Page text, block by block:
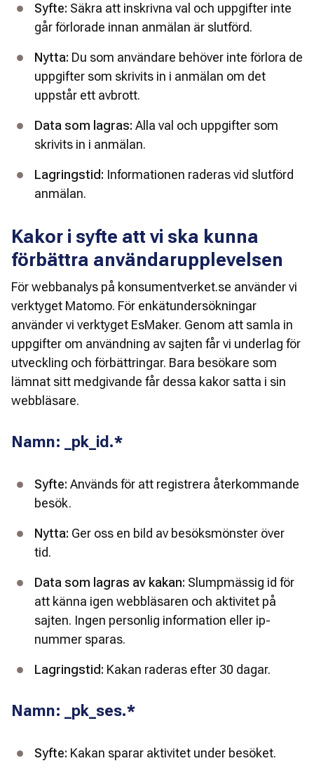
Syfte: Säkra att inskrivna val och uppgifter inte
går förlorade innan anmälan är slutförd.
Nytta: Du som användare behöver inte förlora de
uppgifter som skrivits in i anmälan om det
uppstår ett avbrott.
Data som lagras: Alla val och uppgifter som
skrivits in i anmälan.
Lagringstid: Informationen raderas vid slutförd
anmälan.
Kakor i syfte att vi ska kunna
förbättra användarupplevelsen
För webbanalys på konsumentverket.se använder vi
verktyget Matomo. För enkätundersökningar
använder vi verktyget EsMaker. Genom att samla in
uppgifter om användning av sajten får vi underlag för
utveckling och förbättringar. Bara besökare som
lämnat sitt medgivande får dessa kakor satta i sin
webbläsare.
Namn: _pk_id.*
Syfte: Används för att registrera återkommande
besök.
Nytta: Ger oss en bild av besöksmönster över
tid.
Data som lagras av kakan: Slumpmässig id för
att känna igen webbläsaren och aktivitet på
sajten. Ingen personlig information eller ip-
nummer sparas.
Lagringstid: Kakan raderas efter 30 dagar.
Namn: _pk_ses.*
Syfte: Kakan sparar aktivitet under besöket.